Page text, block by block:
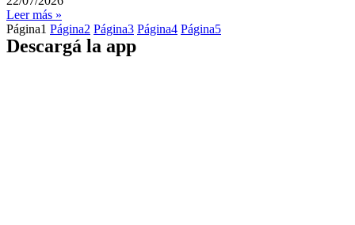
Leer más »
Página1 Página2 Página3 Página4 Página5
Descargá la app